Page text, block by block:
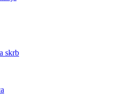
skrb